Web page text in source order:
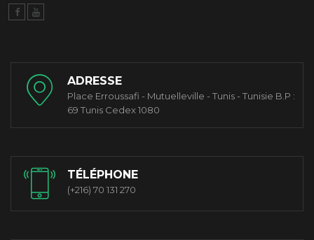
ADRESSE
Place Erroussafi - Mutuelleville - Tunis - Tunisie B.P :
69 Tunis Cedex 1080
TÉLÉPHONE
(+216) 70 131 270